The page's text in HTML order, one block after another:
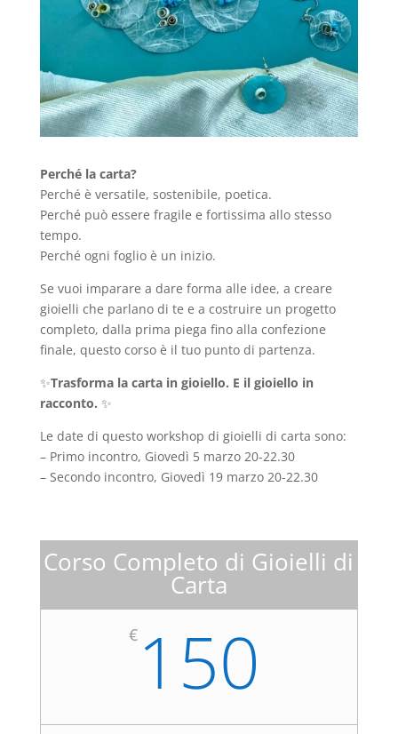
Perché la carta?
Perché è versatile, sostenibile, poetica.
Perché può essere fragile e fortissima allo stesso
tempo.
Perché ogni foglio è un inizio.
Se vuoi imparare a dare forma alle idee, a creare
gioielli che parlano di te e a costruire un progetto
completo, dalla prima piega fino alla confezione
finale, questo corso è il tuo punto di partenza.
✨Trasforma la carta in gioiello. E il gioiello in
racconto. ✨
Le date di questo workshop di gioielli di carta sono:
– Primo incontro, Giovedì 5 marzo 20-22.30
– Secondo incontro, Giovedì 19 marzo 20-22.30
Corso Completo di Gioielli di
Carta
€150